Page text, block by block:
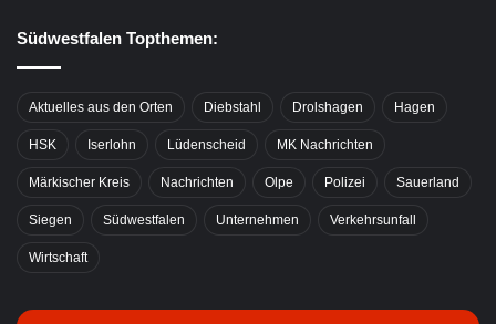
Südwestfalen Topthemen:
Aktuelles aus den Orten Diebstahl Drolshagen Hagen
HSK Iserlohn Lüdenscheid MK Nachrichten
Märkischer Kreis Nachrichten Olpe Polizei Sauerland
Siegen Südwestfalen Unternehmen Verkehrsunfall
Wirtschaft